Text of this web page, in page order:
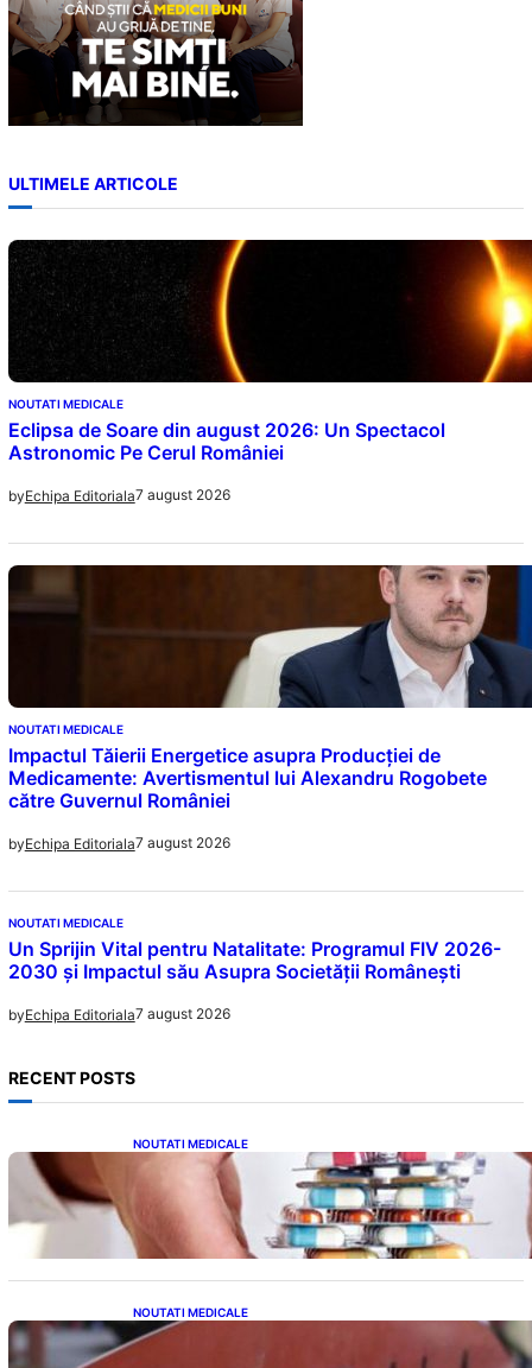
ULTIMELE ARTICOLE
NOUTATI MEDICALE
Eclipsa de Soare din august 2026: Un Spectacol
Astronomic Pe Cerul României
byEchipa Editoriala7 august 2026
NOUTATI MEDICALE
Impactul Tăierii Energetice asupra Producției de
Medicamente: Avertismentul lui Alexandru Rogobete
către Guvernul României
byEchipa Editoriala7 august 2026
NOUTATI MEDICALE
Un Sprijin Vital pentru Natalitate: Programul FIV 2026-
2030 și Impactul său Asupra Societății Românești
byEchipa Editoriala7 august 2026
RECENT POSTS
NOUTATI MEDICALE
Criza Medicamentelor pentru Tulburări
Digestive: Ce Înseamnă Suspendarea Colebil
și Panzcebil pentru Pacienți
NOUTATI MEDICALE
Reforma Educațională din Liceu: O
Schimbare Fundamentală pentru Generațiile